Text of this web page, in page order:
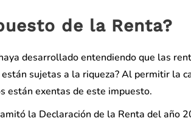
de la Renta?
desarrollado entendiendo que las
sujetas a la riqueza? Al permitir la
están exentas de este impuesto.
la Declaración de la Renta del año